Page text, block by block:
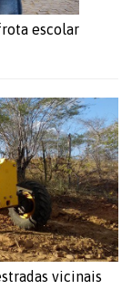
escolar
vicinais